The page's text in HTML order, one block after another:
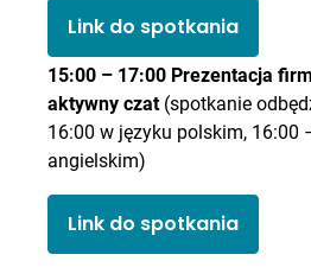
Link do spotkania
15:00 – 17:00 Prezentacja
aktywny czat (spotkanie
16:00 w języku polskim, 16:00
angielskim)
Link do spotkania